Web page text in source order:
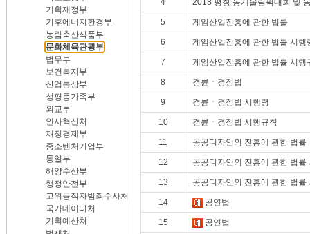
기획재정부
기후에너지환경부
농림축산식품부
문화체육관광부
법무부
보건복지부
산업통상부
성평등가족부
외교부
인사혁신처
재정경제부
중소벤처기업부
통일부
해양수산부
행정안전부
고위공직자범죄수사처
국가데이터처
기획예산처
4 2018 평창 동계올림픽대회 및
5 게임산업진흥에 관한 법률
6 게임산업진흥에 관한 법률 시행
7 게임산업진흥에 관한 법률 시행
8 경륜ㆍ경정법
9 경륜ㆍ경정법 시행령
10 경륜ㆍ경정법 시행규칙
11 공공디자인의 진흥에 관한 법률
12 공공디자인의 진흥에 관한 법률
13 공공디자인의 진흥에 관한 법률
14 공연법
15 공연법